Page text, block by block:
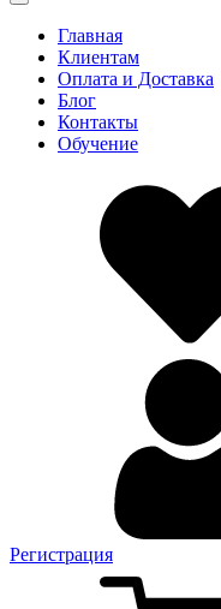
Главная
Клиентам
Оплата и Доставка
Блог
Контакты
Обучение
Регистрация